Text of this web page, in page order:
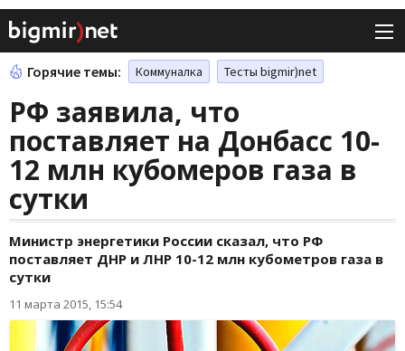
Горячие темы: Коммуналка Тесты bigmir)net
РФ заявила, что
поставляет на Донбасс 10-
12 млн кубомеров газа в
сутки
Министр энергетики России сказал, что РФ
поставляет ДНР и ЛНР 10-12 млн кубометров газа в
сутки
11 марта 2015, 15:54